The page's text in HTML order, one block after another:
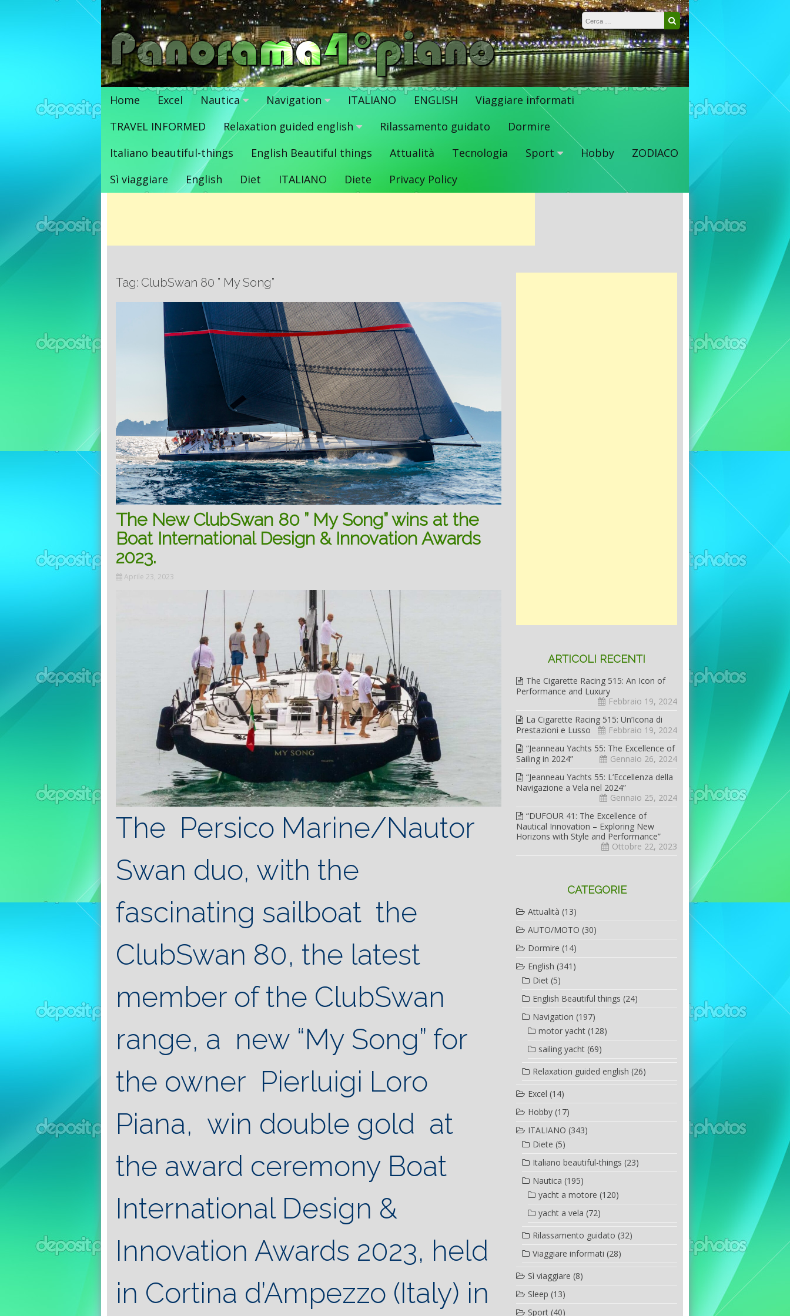
Vai
contenuto
Ricerca per:
Cerca
Home Excel Nautica Navigation ITALIANO ENGLISH
Viaggiare informati
TRAVEL INFORMED
Relaxation guided english Rilassamento guidato
Dormire
Italiano beautiful-things
English Beautiful things Attualità Tecnologia Sport Hobby
ZODIACO
Sì viaggiare
English Diet ITALIANO Diete Privacy Policy
Tag: ClubSwan 80 ” My Song”
The New ClubSwan 80 ” My Song” wins at the
Boat International Design & Innovation Awards
2023.
Aprile 23, 2023
The Persico Marine/Nautor
Swan duo, with the
fascinating sailboat the
ClubSwan 80, the latest
member of the ClubSwan
range, a new “My Song” for
the owner Pierluigi Loro
Piana, win double gold at
the award ceremony Boat
International Design &
Innovation Awards 2023, held
in Cortina d’Ampezzo (Italy) in
ARTICOLI RECENTI
The Cigarette Racing 515: An Icon of
Performance and Luxury
Febbraio 19, 2024
La Cigarette Racing 515: Un’Icona di
Prestazioni e Lusso
Febbraio 19, 2024
“Jeanneau Yachts 55: The Excellence of
Sailing in 2024”
Gennaio 26, 2024
“Jeanneau Yachts 55: L’Eccellenza della
Navigazione a Vela nel 2024”
Gennaio 25, 2024
“DUFOUR 41: The Excellence of
Nautical Innovation – Exploring New
Horizons with Style and Performance”
Ottobre 22, 2023
CATEGORIE
Attualità (13)
AUTO/MOTO (30)
Dormire (14)
English (341)
Diet (5)
English Beautiful things (24)
Navigation (197)
motor yacht (128)
sailing yacht (69)
Relaxation guided english (26)
Excel (14)
Hobby (17)
ITALIANO (343)
Diete (5)
Italiano beautiful-things (23)
Nautica (195)
yacht a motore (120)
yacht a vela (72)
Rilassamento guidato (32)
Viaggiare informati (28)
Sì viaggiare (8)
Sleep (13)
Sport (40)